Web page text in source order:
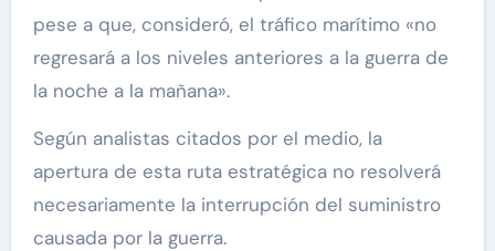
pese a que, consideró, el tráfico marítimo «no
regresará a los niveles anteriores a la guerra de
la noche a la mañana».
Según analistas citados por el medio, la
apertura de esta ruta estratégica no resolverá
necesariamente la interrupción del suministro
causada por la guerra.